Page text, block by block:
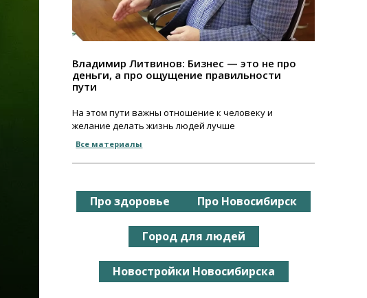
Владимир Литвинов: Бизнес — это не про
деньги, а про ощущение правильности
пути
На этом пути важны отношение к человеку и
желание делать жизнь людей лучше
Все материалы
Про здоровье Про Новосибирск
Город для людей
Новостройки Новосибирска